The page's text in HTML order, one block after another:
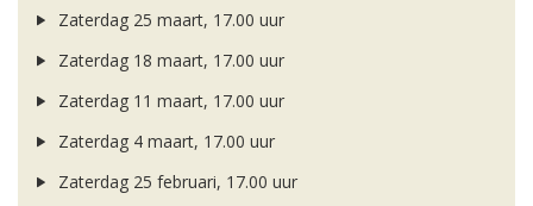
Zaterdag 25 maart, 17.00 uur
Zaterdag 18 maart, 17.00 uur
Zaterdag 11 maart, 17.00 uur
Zaterdag 4 maart, 17.00 uur
Zaterdag 25 februari, 17.00 uur